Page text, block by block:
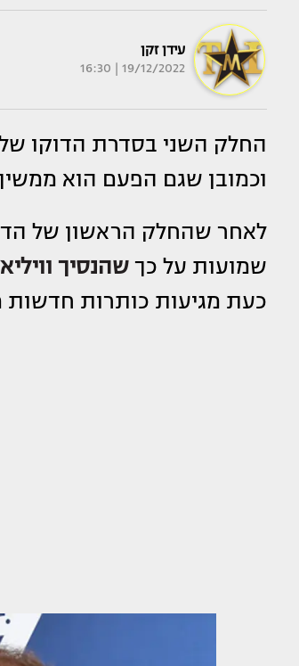
עידן זקן
19/12/2022 | 16:30
החלק השני בסדרת הדוקו
וכמובן שגם הפעם הוא
לאחר שהחלק הראשון של
שמועות על כךשהנסיך
כעת מגיעות כותרות חדשות